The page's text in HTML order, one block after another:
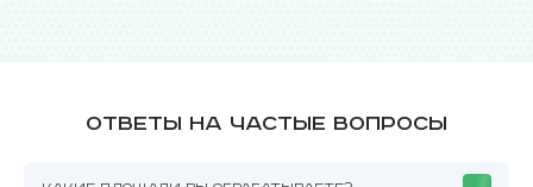
Ответы на частые вопросы